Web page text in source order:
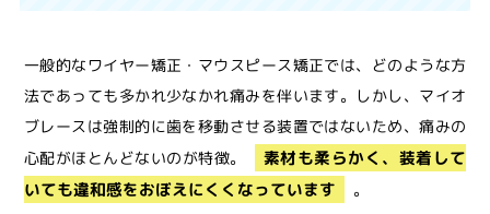
一般的なワイヤー矯正・マウスピース矯正では、どのような方
法であっても多かれ少なかれ痛みを伴います。しかし、マイオ
ブレースは強制的に歯を移動させる装置ではないため、痛みの
心配がほとんどないのが特徴。
素材も柔らかく、装着して
いても違和感をおぼえにくくなっています
。